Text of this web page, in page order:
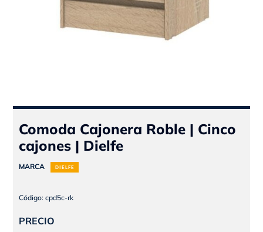
Comoda Cajonera Roble | Cinco
cajones | Dielfe
MARCA DIELFE
Código: cpd5c-rk
PRECIO